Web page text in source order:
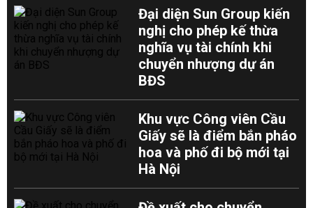
Đại diện Sun Group kiến
nghị cho phép kế thừa
nghĩa vụ tài chính khi
chuyển nhượng dự án
BĐS
Khu vực Công viên Cầu
Giấy sẽ là điểm bắn pháo
hoa và phố đi bộ mới tại
Hà Nội